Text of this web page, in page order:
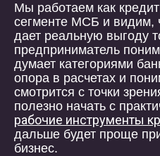
Мы работаем как
сегменте МСБ и видим,
дает реальную выгоду
предприниматель
думает категориями
опора в расчетах и
смотрится с точки
полезно начать с
рабочие инструменты
дальше будет проще
бизнес.